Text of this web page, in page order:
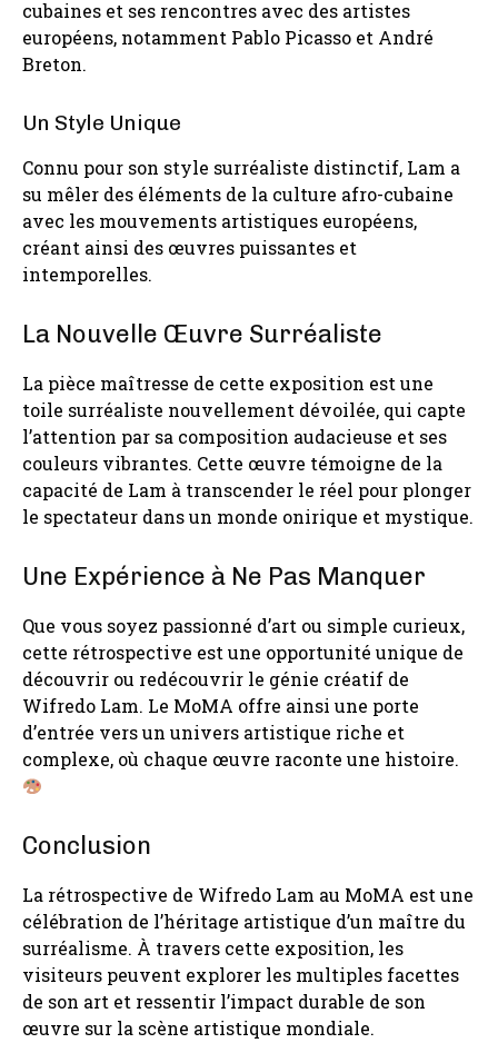
cubaines et ses rencontres avec des artistes
européens, notamment Pablo Picasso et André
Breton.
Un Style Unique
Connu pour son style surréaliste distinctif, Lam a
su mêler des éléments de la culture afro-cubaine
avec les mouvements artistiques européens,
créant ainsi des œuvres puissantes et
intemporelles.
La Nouvelle Œuvre Surréaliste
La pièce maîtresse de cette exposition est une
toile surréaliste nouvellement dévoilée, qui capte
l’attention par sa composition audacieuse et ses
couleurs vibrantes. Cette œuvre témoigne de la
capacité de Lam à transcender le réel pour plonger
le spectateur dans un monde onirique et mystique.
Une Expérience à Ne Pas Manquer
Que vous soyez passionné d’art ou simple curieux,
cette rétrospective est une opportunité unique de
découvrir ou redécouvrir le génie créatif de
Wifredo Lam. Le MoMA offre ainsi une porte
d’entrée vers un univers artistique riche et
complexe, où chaque œuvre raconte une histoire.
Conclusion
La rétrospective de Wifredo Lam au MoMA est une
célébration de l’héritage artistique d’un maître du
surréalisme. À travers cette exposition, les
visiteurs peuvent explorer les multiples facettes
de son art et ressentir l’impact durable de son
œuvre sur la scène artistique mondiale.